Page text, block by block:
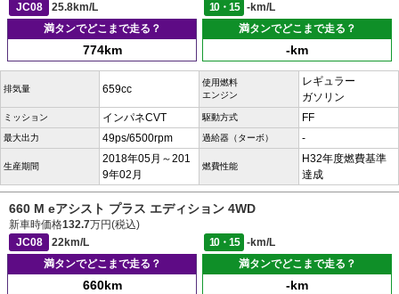
JC08
25.8km/L 10・15
-km/L
満タンでどこまで走る？
774km
満タンでどこまで走る？
-km
排気量 659cc
使用燃料
エンジン
レギュラー
ガソリン
ミッション インパネCVT 駆動方式 FF
最大出力 49ps/6500rpm 過給器（ターボ） -
生産期間
2018年05月～201
9年02月
燃費性能
H32年度燃費基準
達成
660 M eアシスト プラス エディション 4WD
新車時価格132.7万円(税込)
JC08
22km/L 10・15
-km/L
満タンでどこまで走る？
660km
満タンでどこまで走る？
-km